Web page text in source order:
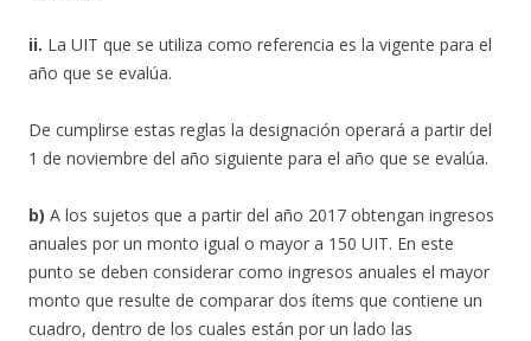
ii. La UIT que se utiliza como referencia es la vigente para el
año que se evalúa.
De cumplirse estas reglas la designación operará a partir del
1 de noviembre del año siguiente para el año que se evalúa.
b) A los sujetos que a partir del año 2017 obtengan ingresos
anuales por un monto igual o mayor a 150 UIT. En este
punto se deben considerar como ingresos anuales el mayor
monto que resulte de comparar dos ítems que contiene un
cuadro, dentro de los cuales están por un lado las